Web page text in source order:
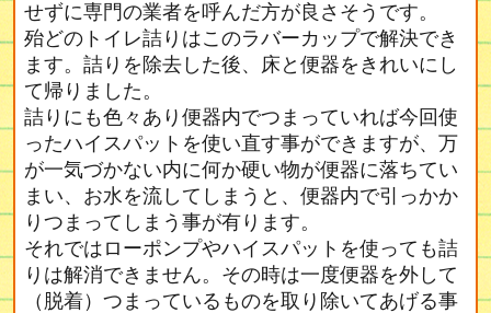
せずに専門の業者を呼んだ方が良さそうです。
殆どのトイレ詰りはこのラバーカップで解決でき
ます。詰りを除去した後、床と便器をきれいにし
て帰りました。
詰りにも色々あり便器内でつまっていれば今回使
ったハイスパットを使い直す事ができますが、万
が一気づかない内に何か硬い物が便器に落ちてい
まい、お水を流してしまうと、便器内で引っかか
りつまってしまう事が有ります。
それではローポンプやハイスパットを使っても詰
りは解消できません。その時は一度便器を外して
（脱着）つまっているものを取り除いてあげる事